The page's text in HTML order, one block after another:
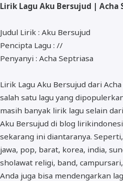
RELIGI RAMADHAN
NISA SABYAN
Lirik Lagu Aku Bersujud | Acha
Judul Lirik : Aku Bersujud
Pencipta Lagu : //
Penyanyi : Acha Septriasa
Lirik Lagu Aku Bersujud dari
salah satu lagu yang
masih banyak lirik lagu selain
Aku Bersujud di blog
sekarang ini diantaranya.
jawa, pop, barat, korea, india,
sholawat religi, band,
Anda juga bisa mendengarkan